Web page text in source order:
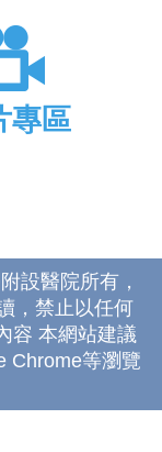
專區
設醫院所有，
，禁止以任何
容 本網站建議
Chrome等瀏覽